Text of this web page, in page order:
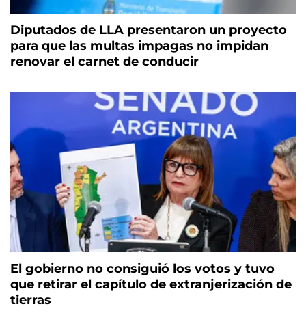
Diputados de LLA presentaron un proyecto
para que las multas impagas no impidan
renovar el carnet de conducir
El gobierno no consiguió los votos y tuvo
que retirar el capítulo de extranjerización de
tierras